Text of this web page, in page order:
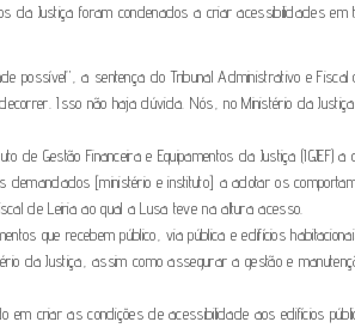
da Justiça foram condenados a criar acessibilidades
possível”, a sentença do Tribunal Administrativo e
Isso não haja dúvida. Nós, no Ministério da
de Gestão Financeira e Equipamentos da Justiça
demandados [ministério e instituto] a adotar os
de Leiria ao qual a Lusa teve na altura acesso.
que recebem público, via pública e edifícios
da Justiça, assim como assegurar a gestão e
em criar as condições de acessibilidade aos edifícios